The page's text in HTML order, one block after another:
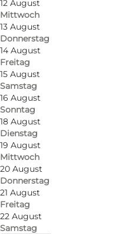
12 August
Mittwoch
13 August
Donnerstag
14 August
Freitag
15 August
Samstag
16 August
Sonntag
18 August
Dienstag
19 August
Mittwoch
20 August
Donnerstag
21 August
Freitag
22 August
Samstag